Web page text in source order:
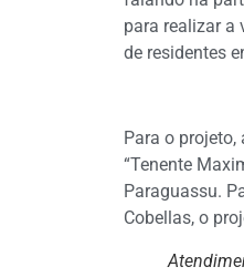
para realizar a
de residentes
Para o
“Tenente
Paraguassu.
Cobellas, o